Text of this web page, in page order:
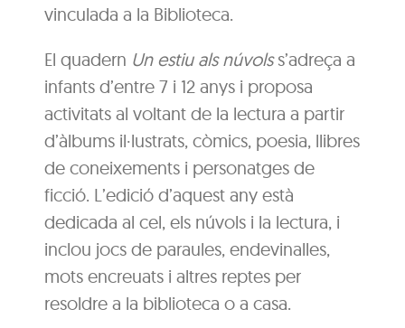
vinculada a la Biblioteca.
El quadern Un estiu als núvolss’adreça a
infants d’entre 7 i 12 anys i proposa
activitats al voltant de la lectura a partir
d’àlbums il·lustrats, còmics, poesia, llibres
de coneixements i personatges de
ficció. L’edició d’aquest any està
dedicada al cel, els núvols i la lectura, i
inclou jocs de paraules, endevinalles,
mots encreuats i altres reptes per
resoldre a la biblioteca o a casa.